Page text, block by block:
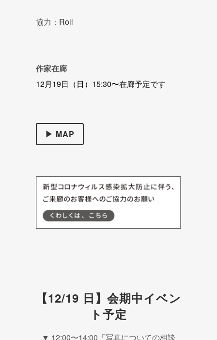
協力： Roll
作家在廊
12月19日（日）15:30〜在廊予定です
▶ MAP
【12/19 日】会期中イベン
ト予定
▼ 12:00〜14:00「写真についての相談